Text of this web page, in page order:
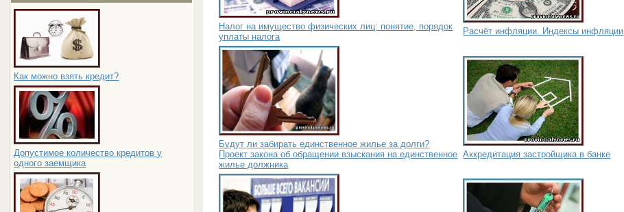
Как можно взять кредит?
Допустимое количество кредитов у
одного заемщика
Налог на имущество физических лиц: понятие, порядок
уплаты налога
Расчёт инфляции. Индексы инфляции
Будут ли забирать единственное жилье за долги?
Проект закона об обращении взыскания на единственное
жилье должника
Аккредитация застройщика в банке